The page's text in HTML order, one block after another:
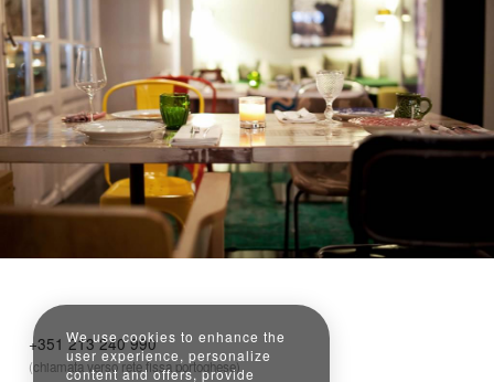
+351 213 240 990
(chiamata verso rete fissa portoghese)
We use cookies to enhance the
user experience, personalize
content and offers, provide